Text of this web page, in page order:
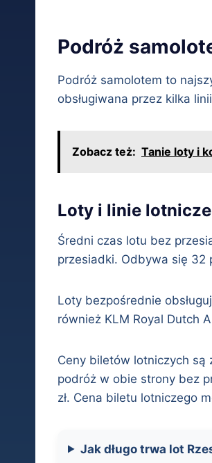
Podróż
Podróż samolotem to
obsługiwana przez kilka
Zobacz też: Tanie loty i
Loty i linie lotnicze
Średni czas lotu bez
przesiadki. Odbywa się 32
Loty bezpośrednie
również KLM Royal Dutch
Ceny biletów lotniczych są
podróż w obie strony bez
zł. Cena biletu lotniczego
Jak długo trwa lot